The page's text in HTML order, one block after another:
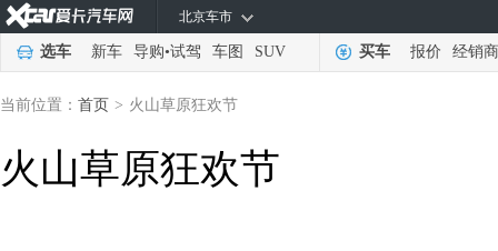
北京车市
选车 新车 导购•试驾 车图 SUV 买车 报价 经销商
当前位置： 首页 > 火山草原狂欢节
火山草原狂欢节